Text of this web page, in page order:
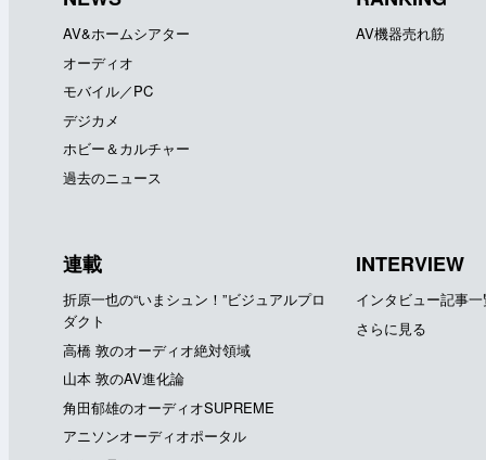
AV&ホームシアター
オーディオ
モバイル／PC
デジカメ
ホビー＆カルチャー
過去のニュース
AV機器売れ筋
連載
折原一也の“いまシュン！”ビジュアルプロ
ダクト
高橋 敦のオーディオ絶対領域
山本 敦のAV進化論
角田郁雄のオーディオSUPREME
アニソンオーディオポータル
INTERVIEW
インタビュー記事
さらに見る